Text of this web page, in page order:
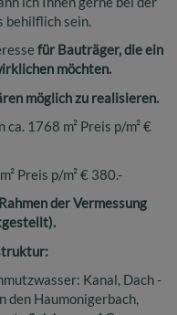
behilflich sein.
für Bauträger, die ein
möchten.
möglich zu realisieren.
1768 m² Preis p/m² €
Preis p/m² € 380.-
der Vermessung
Kanal, Dach -
den Haumonigerbach,